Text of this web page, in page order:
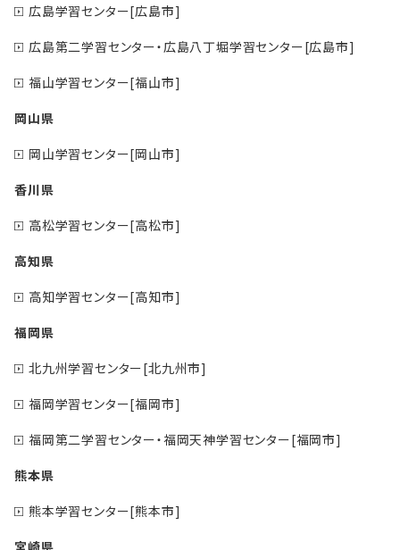
広島学習センター[広島市]
広島第二学習センター・広島八丁堀学習センター[広島市]
福山学習センター[福山市]
岡山県
岡山学習センター[岡山市]
香川県
高松学習センター[高松市]
高知県
高知学習センター[高知市]
福岡県
北九州学習センター[北九州市]
福岡学習センター[福岡市]
福岡第二学習センター・福岡天神学習センター[福岡市]
熊本県
熊本学習センター[熊本市]
宮崎県